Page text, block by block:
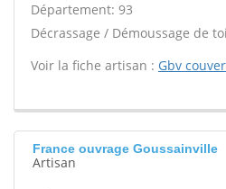
Département: 93
Décrassage / Démoussage de
Voir la fiche artisan : Gbv
France ouvrage Goussainville
Artisan